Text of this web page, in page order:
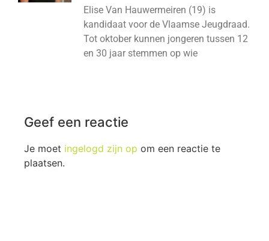
Elise Van Hauwermeiren (19) is
kandidaat voor de Vlaamse Jeugdraad.
Tot oktober kunnen jongeren tussen 12
en 30 jaar stemmen op wie
Geef een reactie
Je moet ingelogd zijn op om een reactie te
plaatsen.